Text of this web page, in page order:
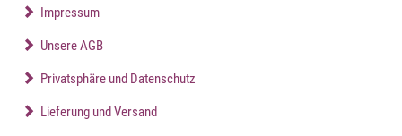
Impressum
Unsere AGB
Privatsphäre und Datenschutz
Lieferung und Versand